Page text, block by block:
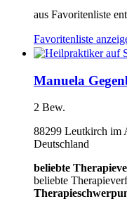
aus Favoritenliste
Favoritenliste
Manuela
2 Bew.
88299 Leutkirch im
Deutschland
beliebte
beliebte